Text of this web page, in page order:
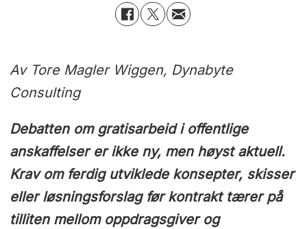
Av Tore Magler Wiggen, Dynabyte
Consulting
Debatten om gratisarbeid i offentlige
anskaffelser er ikke ny, men høyst aktuell.
Krav om ferdig utviklede konsepter, skisser
eller løsningsforslag før kontrakt tærer på
tilliten mellom oppdragsgiver og